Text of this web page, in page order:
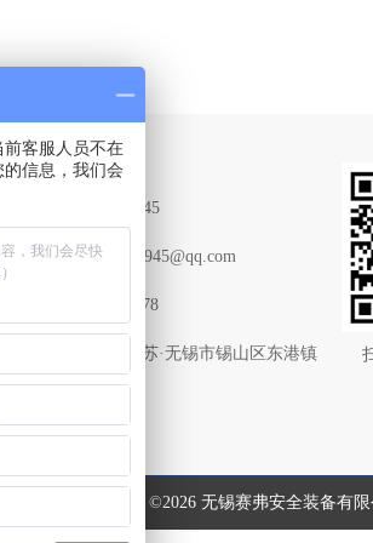
Us
联系QQ：2015669945
联系邮箱：2015669945@qq.com
传真：0510-83787178
联系地址：中国·江苏·无锡市锡山区东港镇
号
©2026 无锡赛弗安全装备有
客服人员不在
信息，我们会